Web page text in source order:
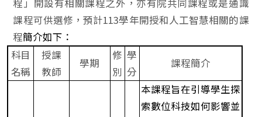
程」開設有相關課程之外，亦有院共同課程或是通識
課程可供選修，預計113學年開授和人工智慧相關的課
程簡介如下：
科目
名稱
授課
教師
學期
修
別
學
分
課程簡介
本課程旨在引導學生探
索數位科技如何影響並